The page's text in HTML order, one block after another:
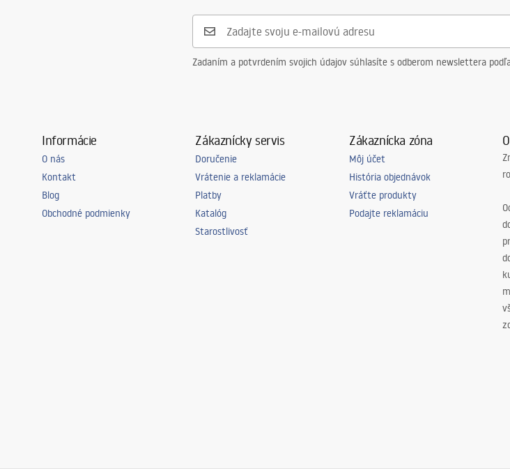
Zadaním a potvrdením svojich údajov súhlasíte s odberom newslettera
Informácie
O nás
Kontakt
Blog
Obchodné podmienky
Zákaznícky servis
Doručenie
Vrátenie a reklamácie
Platby
Katalóg
Starostlivosť
Zákaznícka zóna
Môj účet
História objednávok
Vráťte produkty
Podajte reklamáciu